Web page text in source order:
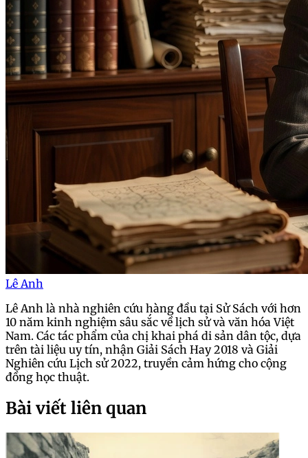
Lê Anh
Lê Anh là nhà nghiên cứu hàng đầu tại Sử Sách với hơn
10 năm kinh nghiệm sâu sắc về lịch sử và văn hóa Việt
Nam. Các tác phẩm của chị khai phá di sản dân tộc, dựa
trên tài liệu uy tín, nhận Giải Sách Hay 2018 và Giải
Nghiên cứu Lịch sử 2022, truyền cảm hứng cho cộng
đồng học thuật.
Bài viết liên quan